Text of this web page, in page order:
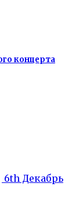
концерта
6th Декабрь